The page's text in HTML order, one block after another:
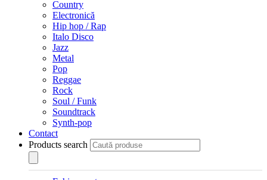
Country
Electronică
Hip hop / Rap
Italo Disco
Jazz
Metal
Pop
Reggae
Rock
Soul / Funk
Soundtrack
Synth-pop
Contact
Products search